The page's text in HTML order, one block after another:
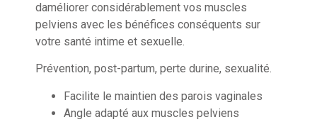
daméliorer considérablement vos muscles
pelviens avec les bénéfices conséquents sur
votre santé intime et sexuelle.
Prévention, post-partum, perte durine, sexualité.
Facilite le maintien des parois vaginales
Angle adapté aux muscles pelviens